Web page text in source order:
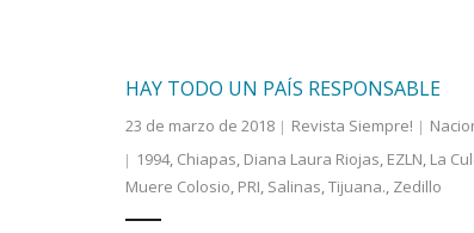
HAY TODO UN PAÍS RESPONSABLE
23 de marzo de 2018 Revista Siempre!
1994, Chiapas Diana Laura Riojas EZLN La
Muere Colosio PRI Salinas Tijuana. Zedillo